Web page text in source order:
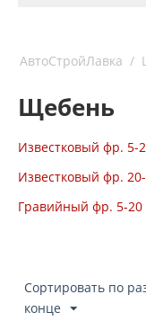
АвтоСтройЛавка /
Щебень
Известковый фр. 5-
Известковый фр.
Гравийный фр. 5-20
Сортировать по
конце